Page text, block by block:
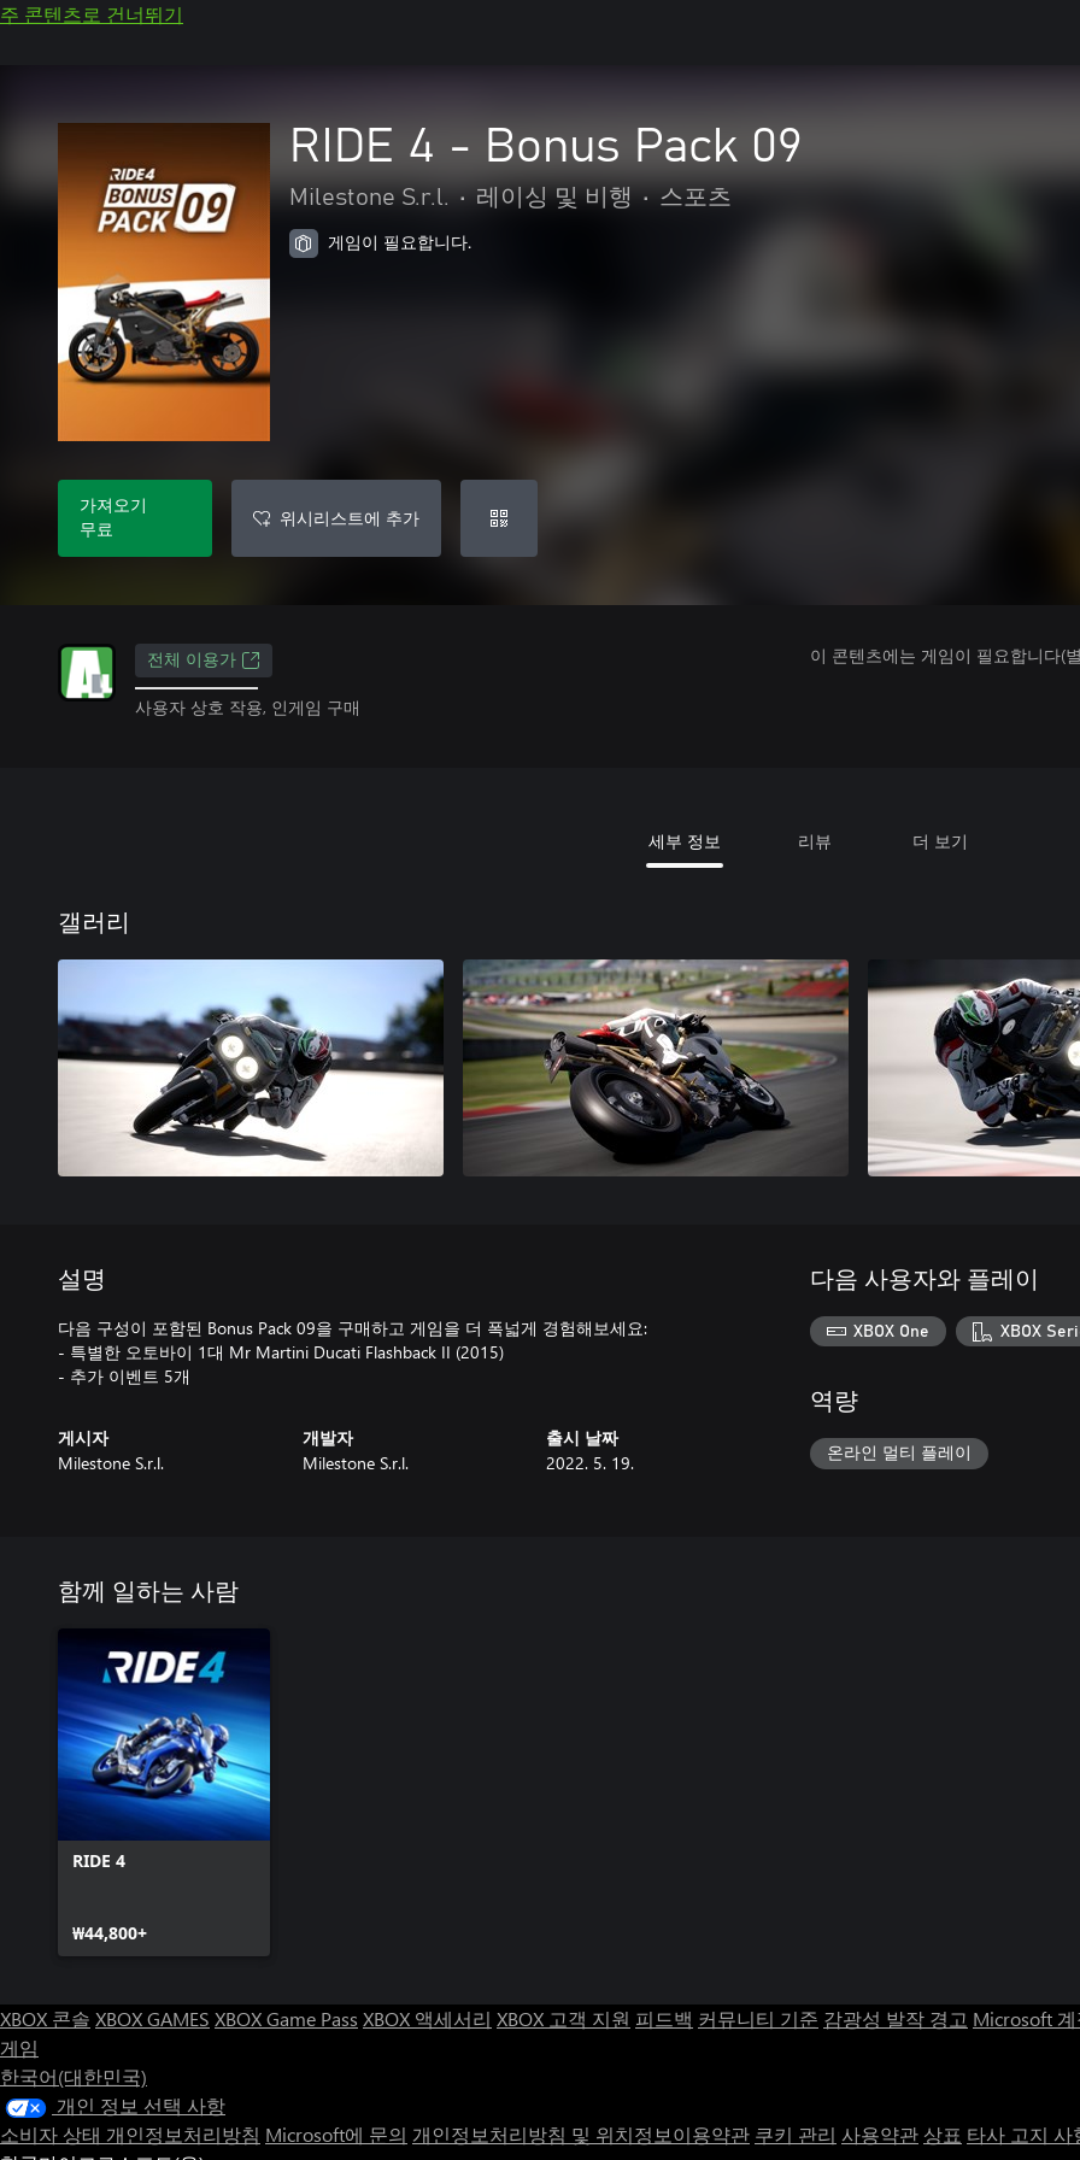
주 콘텐츠로 건너뛰기
RIDE 4 - Bonus Pack 09
Milestone S.r.l. • 레이싱 및 비행 • 스포츠
게임이 필요합니다.
가져오기
무료
위시리스트에 추가
전체 이용가
사용자 상호 작용, 인게임 구매
이 콘텐츠에는 게임이 필요합니다(
세부 정보 리뷰 더 보기
갤러리
설명
다음 구성이 포함된 Bonus Pack 09을 구매하고 게임을 더 폭넓게 경험해보세요:
- 특별한 오토바이 1대 Mr Martini Ducati Flashback II (2015)
- 추가 이벤트 5개
게시자
Milestone S.r.l.
개발자
Milestone S.r.l.
출시 날짜
2022. 5. 19.
다음 사용자와 플레이
XBOX One XBOX
역량
온라인 멀티 플레이
함께 일하는 사람
RIDE 4
₩44,800+
XBOX 콘솔 XBOX GAMES XBOX Game Pass XBOX 액세서리 XBOX 고객 지원 피드백 커뮤니티 기준 감광성 발작 경고 Microsoft
게임
한국어(대한민국)
개인 정보 선택 사항
소비자 상태 개인정보처리방침 Microsoft에 문의 개인정보처리방침 및 위치정보이용약관 쿠키 관리 사용약관 상표 타사 고지 사